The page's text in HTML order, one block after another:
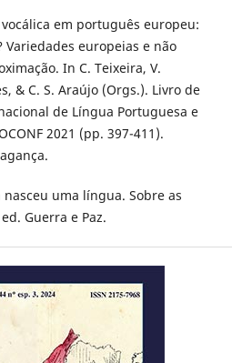
vocálica em português europeu:
Variedades europeias e não
In C. Teixeira, V.
& C. S. Araújo (Orgs.). Livro de
de Língua Portuguesa e
2021 (pp. 397-411).
nasceu uma língua. Sobre as
Guerra e Paz.